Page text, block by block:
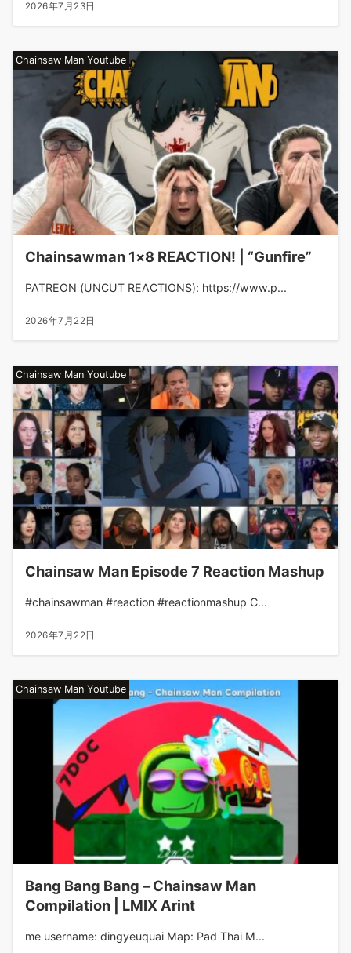
2026年7月23日
Chainsaw Man Youtube
Chainsawman 1×8 REACTION! | “Gunfire”
PATREON (UNCUT REACTIONS): https://www.p...
2026年7月22日
Chainsaw Man Youtube
Chainsaw Man Episode 7 Reaction Mashup
#chainsawman #reaction #reactionmashup C...
2026年7月22日
Chainsaw Man Youtube
Bang Bang Bang – Chainsaw Man
Compilation | LMIX Arint
me username: dingyeuquai Map: Pad Thai M...